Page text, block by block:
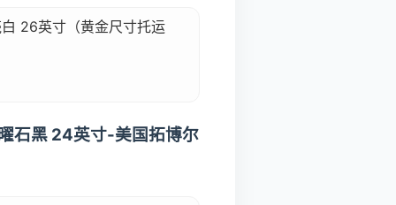
26英寸（黄金尺寸托运
石黑 24英寸-美国拓博尔